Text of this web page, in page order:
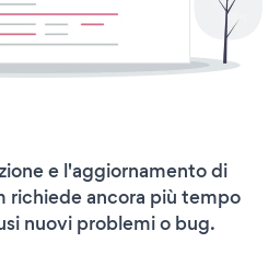
e l'aggiornamento di
richiede ancora più tempo
nuovi problemi o bug.